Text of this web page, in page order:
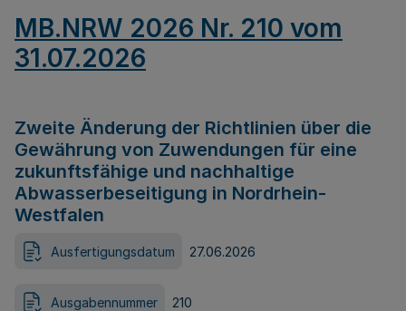
MB.NRW 2026 Nr. 210 vom
31.07.2026
Zweite Änderung der Richtlinien über die
Gewährung von Zuwendungen für eine
zukunftsfähige und nachhaltige
Abwasserbeseitigung in Nordrhein-
Westfalen
Ausfertigungsdatum 27.06.2026
Ausgabennummer 210